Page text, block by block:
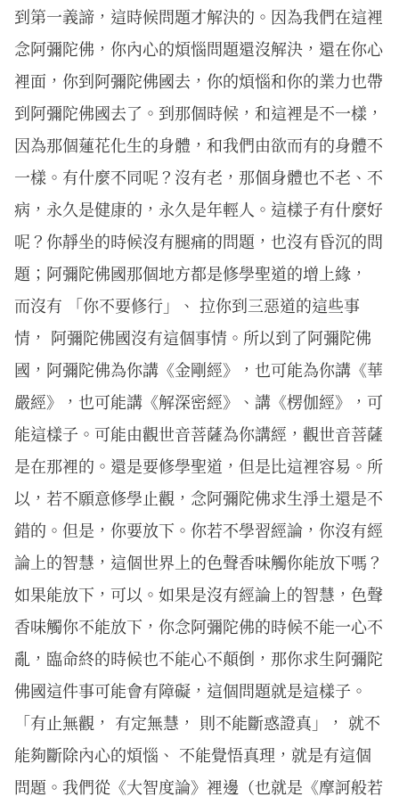
到第一義諦，這時候問題才解決的。因為我們在這裡
念阿彌陀佛，你內心的煩惱問題還沒解決，還在你心
裡面，你到阿彌陀佛國去，你的煩惱和你的業力也帶
到阿彌陀佛國去了。到那個時候，和這裡是不一樣，
因為那個蓮花化生的身體，和我們由欲而有的身體不
一樣。有什麼不同呢？沒有老，那個身體也不老、不
病，永久是健康的，永久是年輕人。這樣子有什麼好
呢？你靜坐的時候沒有腿痛的問題，也沒有昏沉的問
題；阿彌陀佛國那個地方都是修學聖道的增上緣，
而沒有 「你不要修行」、 拉你到三惡道的這些事
情， 阿彌陀佛國沒有這個事情。所以到了阿彌陀佛
國，阿彌陀佛為你講《金剛經》，也可能為你講《華
嚴經》，也可能講《解深密經》、講《楞伽經》，可
能這樣子。可能由觀世音菩薩為你講經，觀世音菩薩
是在那裡的。還是要修學聖道，但是比這裡容易。所
以，若不願意修學止觀，念阿彌陀佛求生淨土還是不
錯的。但是，你要放下。你若不學習經論，你沒有經
論上的智慧，這個世界上的色聲香味觸你能放下嗎？
如果能放下，可以。如果是沒有經論上的智慧，色聲
香味觸你不能放下，你念阿彌陀佛的時候不能一心不
亂，臨命終的時候也不能心不顛倒，那你求生阿彌陀
佛國這件事可能會有障礙，這個問題就是這樣子。
「有止無觀， 有定無慧， 則不能斷惑證真」， 就不
能夠斷除內心的煩惱、 不能覺悟真理，就是有這個
問題。我們從《大智度論》裡邊（也就是《摩訶般若